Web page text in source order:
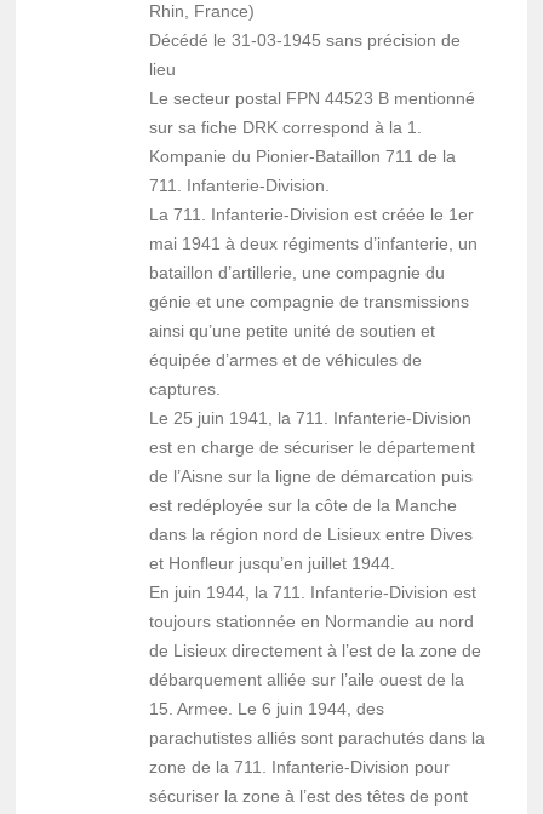
Rhin, France)
Décédé le 31-03-1945 sans précision de
lieu
Le secteur postal FPN 44523 B mentionné
sur sa fiche DRK correspond à la 1.
Kompanie du Pionier-Bataillon 711 de la
711. Infanterie-Division.
La 711. Infanterie-Division est créée le 1er
mai 1941 à deux régiments d’infanterie, un
bataillon d’artillerie, une compagnie du
génie et une compagnie de transmissions
ainsi qu’une petite unité de soutien et
équipée d’armes et de véhicules de
captures.
Le 25 juin 1941, la 711. Infanterie-Division
est en charge de sécuriser le département
de l’Aisne sur la ligne de démarcation puis
est redéployée sur la côte de la Manche
dans la région nord de Lisieux entre Dives
et Honfleur jusqu’en juillet 1944.
En juin 1944, la 711. Infanterie-Division est
toujours stationnée en Normandie au nord
de Lisieux directement à l’est de la zone de
débarquement alliée sur l’aile ouest de la
15. Armee. Le 6 juin 1944, des
parachutistes alliés sont parachutés dans la
zone de la 711. Infanterie-Division pour
sécuriser la zone à l’est des têtes de pont